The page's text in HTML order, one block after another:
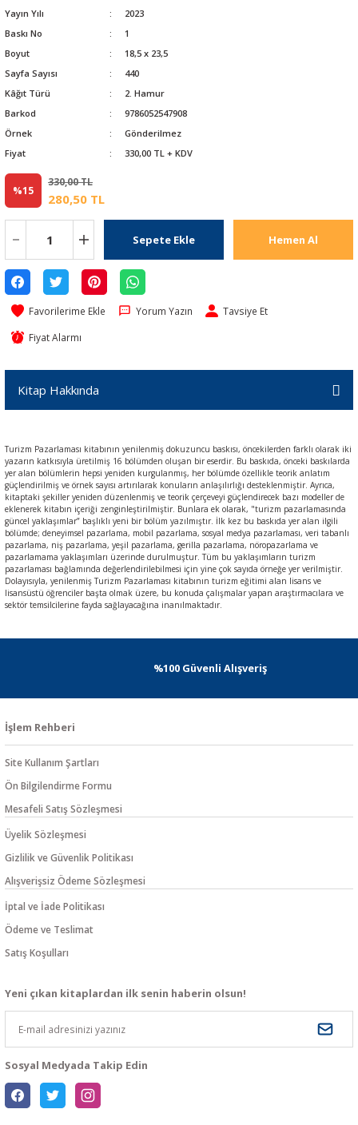
Yayın Yılı
2023
Baskı No
1
Boyut
18,5 x 23,5
Sayfa Sayısı
440
Kâğıt Türü
2. Hamur
Barkod
9786052547908
Örnek
Gönderilmez
Fiyat
330,00 TL + KDV
%15
330,00 TL
280,50 TL
Sepete Ekle Hemen Al
Yorum Yazın Tavsiye Et
Fiyat Alarmı
Kitap Hakkında
Turizm Pazarlaması kitabının yenilenmiş dokuzuncu baskısı, öncekilerden farklı olarak iki
yazarın katkısıyla üretilmiş 16 bölümden oluşan bir eserdir. Bu baskıda, önceki baskılarda
yer alan bölümlerin hepsi yeniden kurgulanmış, her bölümde özellikle teorik anlatım
güçlendirilmiş ve örnek sayısı artırılarak konuların anlaşılırlığı desteklenmiştir. Ayrıca,
kitaptaki şekiller yeniden düzenlenmiş ve teorik çerçeveyi güçlendirecek bazı modeller de
eklenerek kitabın içeriği zenginleştirilmiştir. Bunlara ek olarak, "turizm pazarlamasında
güncel yaklaşımlar” başlıklı yeni bir bölüm yazılmıştır. İlk kez bu baskıda yer alan ilgili
bölümde; deneyimsel pazarlama, mobil pazarlama, sosyal medya pazarlaması, veri tabanlı
pazarlama, niş pazarlama, yeşil pazarlama, gerilla pazarlama, nöropazarlama ve
pazarlamama yaklaşımları üzerinde durulmuştur. Tüm bu yaklaşımların turizm
pazarlaması bağlamında değerlendirilebilmesi için yine çok sayıda örneğe yer verilmiştir.
Dolayısıyla, yenilenmiş Turizm Pazarlaması kitabının turizm eğitimi alan lisans ve
lisansüstü öğrenciler başta olmak üzere, bu konuda çalışmalar yapan araştırmacılara ve
sektör temsilcilerine fayda sağlayacağına inanılmaktadır.
%100 Güvenli Alışveriş
İşlem Rehberi
Site Kullanım Şartları
Ön Bilgilendirme Formu
Mesafeli Satış Sözleşmesi
Üyelik Sözleşmesi
Gizlilik ve Güvenlik Politikası
Alışverişsiz Ödeme Sözleşmesi
İptal ve İade Politikası
Ödeme ve Teslimat
Satış Koşulları
Yeni çıkan kitaplardan ilk senin haberin olsun!
Sosyal Medyada Takip Edin